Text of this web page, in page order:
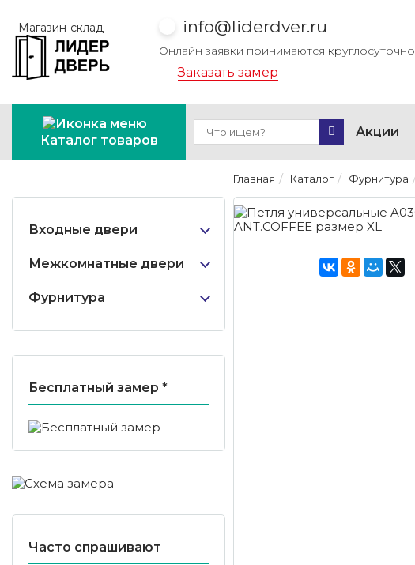
Магазин-склад info@liderdver.ru
Онлайн заявки принимаются круглосуточно
Заказать замер
Каталог товаров
Акции
Входные двери
Межкомнатные двери
Фурнитура
Бесплатный замер *
Часто спрашивают
Главная Каталог Фурнитура